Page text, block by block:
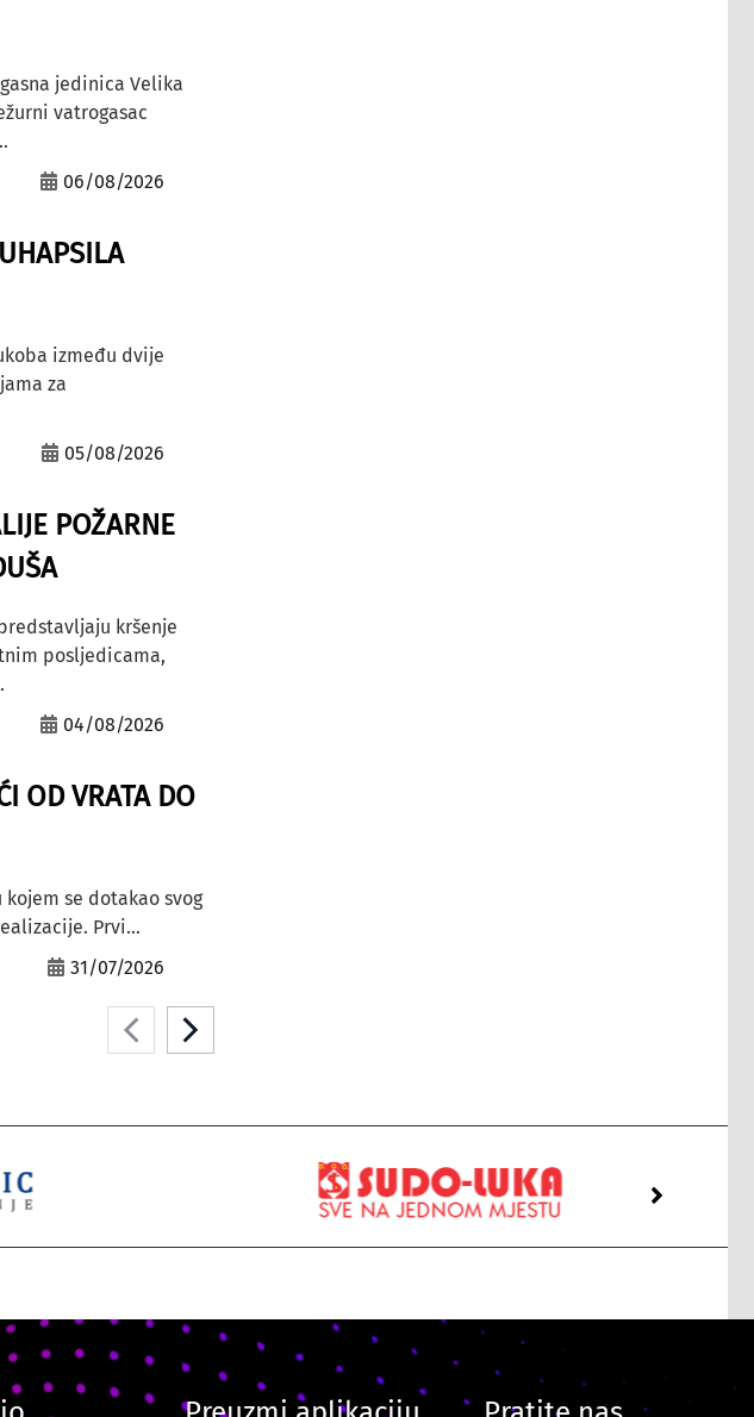
jedinica Velika
vatrogasac
06/08/2026
između dvije
za
05/08/2026
POŽARNE
kršenje
posljedicama,
04/08/2026
OD VRATA DO
se dotakao svog
Prvi...
31/07/2026